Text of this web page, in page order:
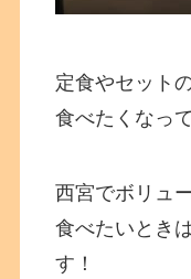
定食やセット
食べたくなっ
西宮でボリュ
食べたいとき
す！